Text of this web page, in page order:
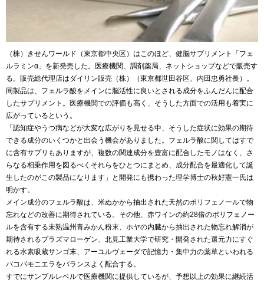
（株）きせんワールド（東京都中央区）はこのほど、健脳サプリメント「フェ
ルラミンα」を新発売した。医療機関、調剤薬局、ネットショップなどで販売す
る。販売総代理店はダイリン販売（株）（東京都世田谷区、内田忠勇社長）。
同製品は、フェルラ酸をメインに脳活性に良いとされる成分をふんだんに配合
したサプリメント。医療機関での評価も高く、そうした方面での活用も着実に
広がっているという。
「認知症やうつ病などが大変な広がりを見せる中、そうした症状に効果の期待
できる成分のいくつかと出会う機会がありました。フェルラ酸に関してはすで
に含有サプリもありますが、複数の関連成分を豊富に配合したモノはなく、さ
らなる相乗作用を図るべくそれらをひとつにまとめ、成分配合を最適化して誕
生したのがこの製品になります」と開発にも携わった理学博士の秋好憲一氏は
明かす。
メイン成分のフェルラ酸は、米ぬかから抽出された天然のポリフェノールで物
忘れなどの改善に期待されている。その他、赤ワインの約28倍のポリフェノー
ルを含有する未熟温州青みかん粉末、ホヤの内臓から抽出された物忘れ解消が
期待されるプラズマローゲン、北見工業大学で研究・開発された還元力にすぐ
れる水素吸蔵サンゴ末、アーユルヴェーダで記憶力・集中力の薬草といわれる
バコパモニエラをバランスよく配合する。
すでにサンプルレベルで医療機関に提供しているが、予想以上の効果に継続活